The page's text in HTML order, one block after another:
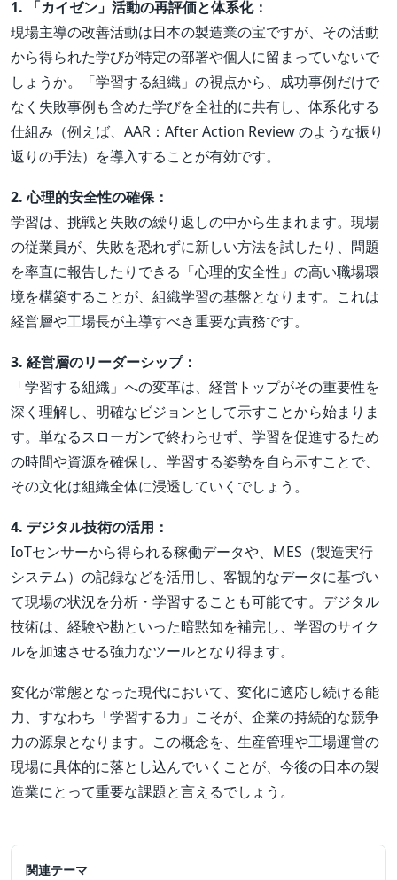
1. 「カイゼン」活動の再評価と体系化：
現場主導の改善活動は日本の製造業の宝ですが、その活動
から得られた学びが特定の部署や個人に留まっていないで
しょうか。「学習する組織」の視点から、成功事例だけで
なく失敗事例も含めた学びを全社的に共有し、体系化する
仕組み（例えば、AAR：After Action Review のような振り
返りの手法）を導入することが有効です。
2. 心理的安全性の確保：
学習は、挑戦と失敗の繰り返しの中から生まれます。現場
の従業員が、失敗を恐れずに新しい方法を試したり、問題
を率直に報告したりできる「心理的安全性」の高い職場環
境を構築することが、組織学習の基盤となります。これは
経営層や工場長が主導すべき重要な責務です。
3. 経営層のリーダーシップ：
「学習する組織」への変革は、経営トップがその重要性を
深く理解し、明確なビジョンとして示すことから始まりま
す。単なるスローガンで終わらせず、学習を促進するため
の時間や資源を確保し、学習する姿勢を自ら示すことで、
その文化は組織全体に浸透していくでしょう。
4. デジタル技術の活用：
IoTセンサーから得られる稼働データや、MES（製造実行
システム）の記録などを活用し、客観的なデータに基づい
て現場の状況を分析・学習することも可能です。デジタル
技術は、経験や勘といった暗黙知を補完し、学習のサイク
ルを加速させる強力なツールとなり得ます。
変化が常態となった現代において、変化に適応し続ける能
力、すなわち「学習する力」こそが、企業の持続的な競争
力の源泉となります。この概念を、生産管理や工場運営の
現場に具体的に落とし込んでいくことが、今後の日本の製
造業にとって重要な課題と言えるでしょう。
関連テーマ